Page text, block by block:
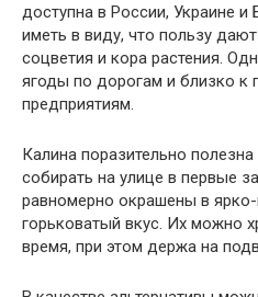
доступна в России, Украине и
иметь в виду, что пользу
соцветия и кора растения.
ягоды по дорогам и близко
предприятиям.
Калина поразительно
собирать на улице в первые
равномерно окрашены в
горьковатый вкус. Их можно
время, при этом держа на